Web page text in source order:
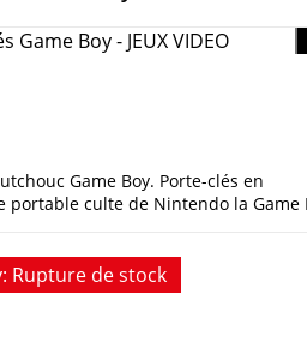
Game Boy. Porte-clés en
portable culte de Nintendo la Game
Rupture de stock